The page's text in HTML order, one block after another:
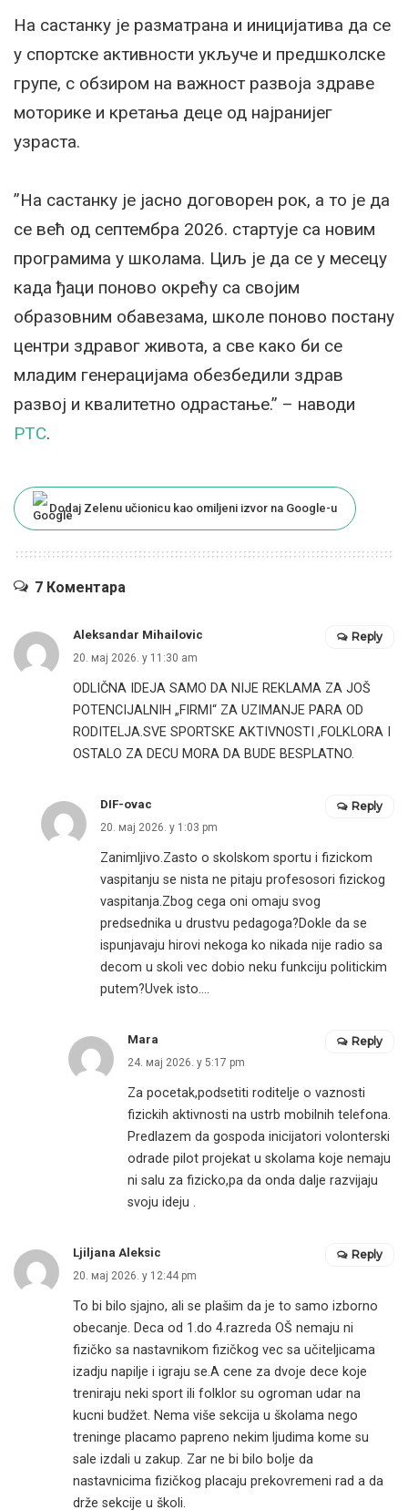
На састанку је разматрана и иницијатива да се
у спортске активности укључе и предшколске
групе, с обзиром на важност развоја здраве
моторике и кретања деце од најранијег
узраста.
”На састанку је јасно договорен рок, а то је да
се већ од септембра 2026. стартује са новим
програмима у школама. Циљ је да се у месецу
када ђаци поново окрећу са својим
образовним обавезама, школе поново постану
центри здравог живота, а све како би се
младим генерацијама обезбедили здрав
развој и квалитетно одрастање.” – наводи
РТС.
Dodaj Zelenu učionicu kao omiljeni izvor na Google-u
7 Коментара
Aleksandar Mihailovic
20. мај 2026. у 11:30 am
ODLIČNA IDEJA SAMO DA NIJE REKLAMA ZA JOŠ
POTENCIJALNIH „FIRMI“ ZA UZIMANJE PARA OD
RODITELJA.SVE SPORTSKE AKTIVNOSTI ,FOLKLORA I
OSTALO ZA DECU MORA DA BUDE BESPLATNO.
Reply
DIF-ovac
20. мај 2026. у 1:03 pm
Zanimljivo.Zasto o skolskom sportu i fizickom
vaspitanju se nista ne pitaju profesosori fizickog
vaspitanja.Zbog cega oni omaju svog
predsednika u drustvu pedagoga?Dokle da se
ispunjavaju hirovi nekoga ko nikada nije radio sa
decom u skoli vec dobio neku funkciju politickim
putem?Uvek isto….
Reply
Mara
24. мај 2026. у 5:17 pm
Za pocetak,podsetiti roditelje o vaznosti
fizickih aktivnosti na ustrb mobilnih telefona.
Predlazem da gospoda inicijatori volonterski
odrade pilot projekat u skolama koje nemaju
ni salu za fizicko,pa da onda dalje razvijaju
svoju ideju .
Reply
Ljiljana Aleksic
20. мај 2026. у 12:44 pm
To bi bilo sjajno, ali se plašim da je to samo izborno
obecanje. Deca od 1.do 4.razreda OŠ nemaju ni
fizičko sa nastavnikom fizičkog vec sa učiteljicama
izadju napilje i igraju se.A cene za dvoje dece koje
treniraju neki sport ili folklor su ogroman udar na
kucni budžet. Nema više sekcija u školama nego
treninge placamo papreno nekim ljudima kome su
sale izdali u zakup. Zar ne bi bilo bolje da
nastavnicima fizičkog placaju prekovremeni rad a da
drže sekcije u školi.
Reply